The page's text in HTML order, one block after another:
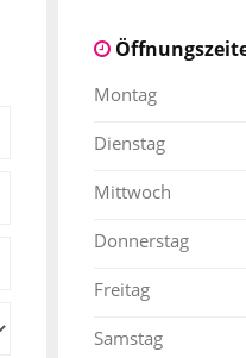
Montag
Dienstag
Mittwoch
Donnerstag
Freitag
Samstag